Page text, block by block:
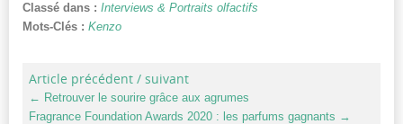
Classé dans : Interviews & Portraits olfactifs
Mots-Clés : Kenzo
Article précédent / suivant
← Retrouver le sourire grâce aux agrumes
Fragrance Foundation Awards 2020 : les parfums gagnants →